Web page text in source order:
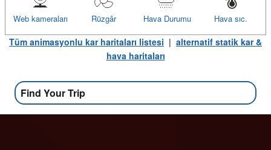
Hava sıc.
Hava Durumu
Rüzgâr
Web kameraları
Tüm animasyonlu kar haritaları listesi | alternatif statik kar &
hava haritaları
Find Your Trip